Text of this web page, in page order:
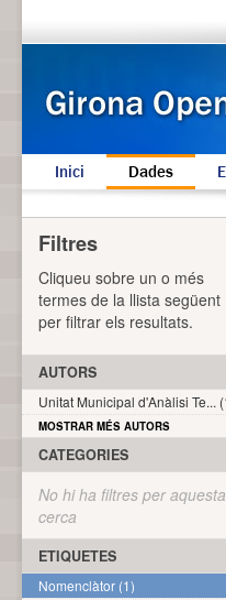
Inici Dades
Filtres
Cliqueu sobre un o més
termes de la llista següent
per filtrar els resultats.
AUTORS
Unitat Municipal d'Anàlisi Te...
MOSTRAR MÉS AUTORS
CATEGORIES
No hi ha filtres per aquesta
cerca
ETIQUETES
Nomenclàtor (1)